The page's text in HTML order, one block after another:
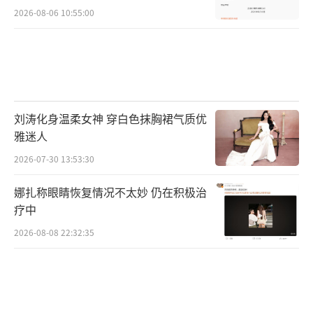
2026-08-06 10:55:00
刘涛化身温柔女神 穿白色抹胸裙气质优
雅迷人
2026-07-30 13:53:30
娜扎称眼睛恢复情况不太妙 仍在积极治
疗中
2026-08-08 22:32:35